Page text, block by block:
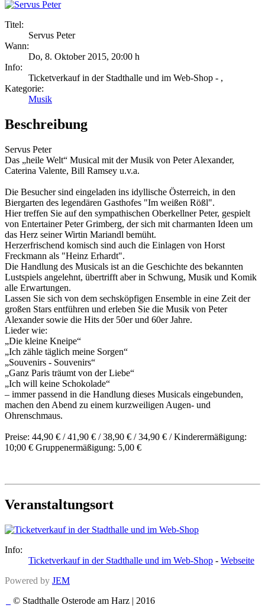
Titel:
Servus Peter
Wann:
Do, 8. Oktober 2015, 20:00 h
Info:
Ticketverkauf in der Stadthalle und im Web-Shop - ,
Kategorie:
Musik
Beschreibung
Servus Peter
Das „heile Welt“ Musical mit der Musik von Peter Alexander,
Caterina Valente, Bill Ramsey u.v.a.
Die Besucher sind eingeladen ins idyllische Österreich, in den
Biergarten des legendären Gasthofes "Im weißen Rößl".
Hier treffen Sie auf den sympathischen Oberkellner Peter, gespielt
von Entertainer Peter Grimberg, der sich mit charmanten Ideen um
das Herz seiner Wirtin Mariandl bemüht.
Herzerfrischend komisch sind auch die Einlagen von Horst
Freckmann als "Heinz Erhardt".
Die Handlung des Musicals ist an die Geschichte des bekannten
Lustspiels angelehnt, übertrifft aber in Schwung, Musik und Komik
alle Erwartungen.
Lassen Sie sich von dem sechsköpfigen Ensemble in eine Zeit der
großen Stars entführen und erleben Sie die Musik von Peter
Alexander sowie die Hits der 50er und 60er Jahre.
Lieder wie:
„Die kleine Kneipe“
„Ich zähle täglich meine Sorgen“
„Souvenirs - Souvenirs“
„Ganz Paris träumt von der Liebe“
„Ich will keine Schokolade“
– immer passend in die Handlung dieses Musicals eingebunden,
machen den Abend zu einem kurzweiligen Augen- und
Ohrenschmaus.
Preise: 44,90 € / 41,90 € / 38,90 € / 34,90 € / Kinderermäßigung:
10;00 € Gruppenermäßigung: 5,00 €
Veranstaltungsort
Info:
Ticketverkauf in der Stadthalle und im Web-Shop - Webseite
Powered by JEM
© Stadthalle Osterode am Harz | 2016